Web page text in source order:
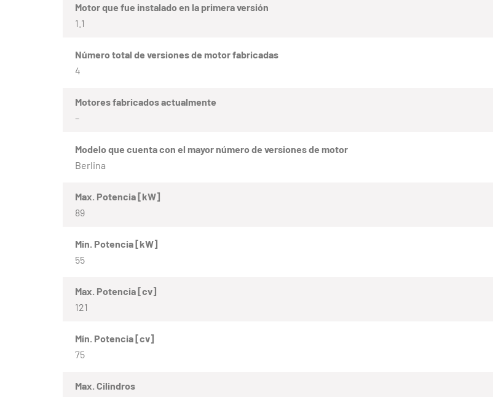
Motor que fue instalado en la primera versión
1.1
Número total de versiones de motor fabricadas
4
Motores fabricados actualmente
–
Modelo que cuenta con el mayor número de versiones de motor
Berlina
Max. Potencia [kW]
89
Mín. Potencia [kW]
55
Max. Potencia [cv]
121
Mín. Potencia [cv]
75
Max. Cilindros